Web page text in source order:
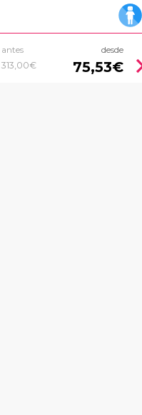
antes
313,00€
desde
75,53€